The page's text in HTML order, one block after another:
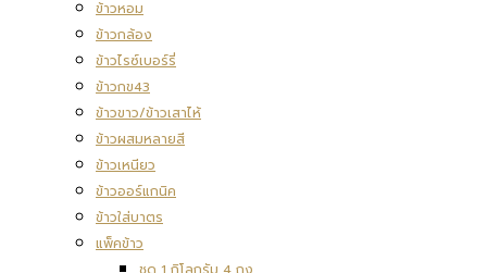
ข้าวหอม
ข้าวกล้อง
ข้าวไรซ์เบอร์รี่
ข้าวกข43
ข้าวขาว/ข้าวเสาไห้
ข้าวผสมหลายสี
ข้าวเหนียว
ข้าวออร์แกนิค
ข้าวใส่บาตร
แพ็คข้าว